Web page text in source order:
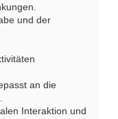
und der
an die
Interaktion und